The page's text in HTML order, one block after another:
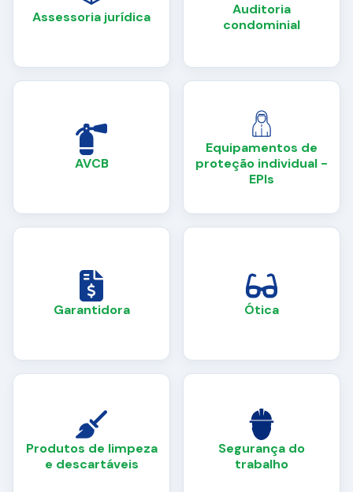
Assessoria jurídica
Auditoria
condominial
AVCB
Equipamentos de
proteção individual -
EPIs
Garantidora Ótica
Produtos de limpeza
e descartáveis
Segurança do
trabalho